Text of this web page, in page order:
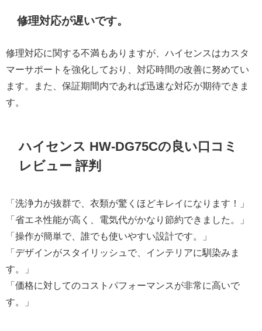
修理対応が遅いです。
修理対応に関する不満もありますが、ハイセンスはカスタ
マーサポートを強化しており、対応時間の改善に努めてい
ます。また、保証期間内であれば迅速な対応が期待できま
す。
ハイセンス HW-DG75Cの良い口コミ
レビュー 評判
「洗浄力が抜群で、衣類が驚くほどキレイになります！」
「省エネ性能が高く、電気代がかなり節約できました。」
「操作が簡単で、誰でも使いやすい設計です。」
「デザインがスタイリッシュで、インテリアに馴染みま
す。」
「価格に対してのコストパフォーマンスが非常に高いで
す。」